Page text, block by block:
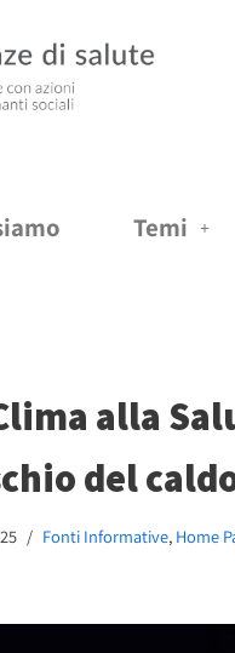
Temi
alla
del
Fonti Informative, Home